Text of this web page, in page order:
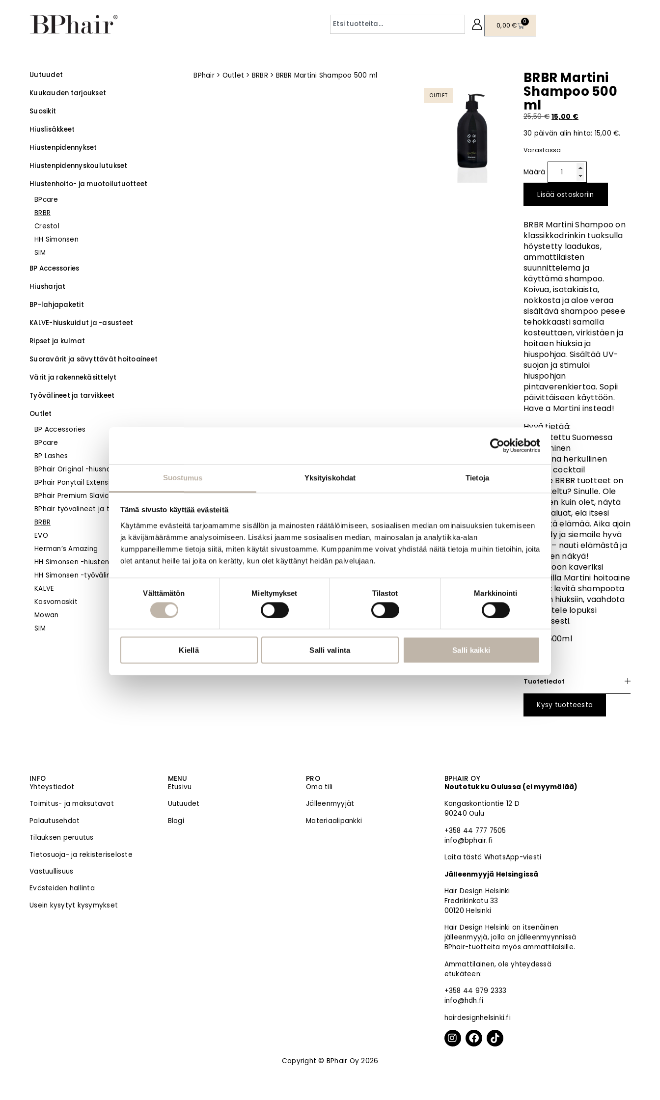
Suostumus Yksityiskohdat Tietoja
Tämä sivusto käyttää evästeitä
Käytämme evästeitä tarjoamamme sisällön ja mainosten räätälöimiseen, sosiaalisen median ominaisuuksien tukemiseen
ja kävijämäärämme analysoimiseen. Lisäksi jaamme sosiaalisen median, mainosalan ja analytiikka-alan
kumppaneillemme tietoja siitä, miten käytät sivustoamme. Kumppanimme voivat yhdistää näitä tietoja muihin tietoihin, joita
olet antanut heille tai joita on kerätty, kun olet käyttänyt heidän palvelujaan.
Välttämätön Mieltymykset Tilastot Markkinointi
Kiellä Salli valinta Salli kaikki
0,00€ 0
Uutuudet
Kuukauden tarjoukset
Suosikit
Hiuslisäkkeet
Hiustenpidennykset
Hiustenpidennys­koulutukset
–
Hiustenhoito- ja muotoilutuotteet
BPcare
BRBR
Crestol
–
HH Simonsen
SIM
BP Accessories
Hiusharjat
BP-lahjapaketit
KALVE-hiuskuidut ja -asusteet
Ripset ja kulmat
Suoravärit ja sävyttävät hoitoaineet
Värit ja rakennekäsittelyt
Työvälineet ja tarvikkeet
Outlet
BP Accessories
BPcare
BP Lashes
BPhair Original -hiusnauhat
BPhair Ponytail Extension
BPhair Premium Slavic -hiustenpidennykset
BPhair työvälineet ja tarvikkeet
BRBR
EVO
Herman’s Amazing
HH Simonsen -hiustenhoito
HH Simonsen -työvälineet ja tarvikkeet
KALVE
Kasvomaskit
Mowan
SIM
BPhair> Outlet > BRBR > BRBR Martini Shampoo 500 ml
OUTLET
BRBR Martini
Shampoo 500
ml
25,50€ 15,00 €
30 päivän alin hinta: 15,00€.
Varastossa
Lisää ostoskoriin
BRBR Martini Shampoo on
klassikkodrinkin tuoksulla
höystetty laadukas,
ammattilaisten
suunnittelema ja
käyttämä shampoo.
Koivua, isotakiaista,
nokkosta ja aloe veraa
sisältävä shampoo pesee
tehokkaasti samalla
kosteuttaen, virkistäen ja
hoitaen hiuksia ja
hiuspohjaa. Sisältää UV-
suojan ja stimuloi
hiuspohjan
pintaverenkiertoa. Sopii
päivittäiseen käyttöön.
Have a Martini instead!
Hyvä tietää:
Valmistettu Suomessa
Vegaaninen
Tuoksuna herkullinen
Martini cocktail
Kenelle BRBR tuotteet on
suunniteltu? Sinulle. Ole
sellainen kuin olet, näytä
miltä haluat, elä itsesi
näköistä elämää. Aika ajoin
pysähdy ja siemaile hyvä
drinkki – nauti elämästä ja
anna sen näkyä!
Shampoon kaveriksi
saatavilla Martini hoitoaine
Käyttö: levitä shampoota
märkiin hiuksiin, vaahdota
ja huuhtele lopuksi
huolellisesti.
Koko: 500ml
Tuotetiedot
Kysy tuotteesta
INFO
Yhteystiedot
Toimitus- ja maksutavat
Palautusehdot
Tilauksen peruutus
Tietosuoja- ja rekisteriseloste
Vastuullisuus
Evästeiden hallinta
Usein kysytyt kysymykset
MENU
Etusivu
Uutuudet
Blogi
PRO
Oma tili
Jälleenmyyjät
Materiaalipankki
BPHAIR OY
Noutotukku Oulussa (ei myymälää)
Kangaskontiontie 12 D
90240 Oulu
+358 44 777 7505
info@bphair.fi
Laita tästä WhatsApp-viesti
Jälleenmyyjä Helsingissä
Hair Design Helsinki
Fredrikinkatu 33
00120 Helsinki
Hair Design Helsinki on itsenäinen
jälleenmyyjä, jolla on jälleenmyynnissä
BPhair-tuotteita myös ammattilaisille.
Ammattilainen, ole yhteydessä
etukäteen:
+358 44 979 2333
info@hdh.fi
hairdesignhelsinki.fi
Copyright © BPhair Oy 2026